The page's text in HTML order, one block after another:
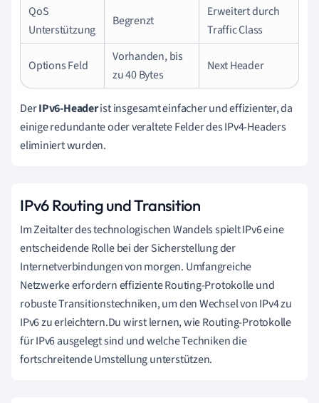
QoS
Unterstützung
Begrenzt
Erweitert durch
Traffic Class
Options Feld
Vorhanden, bis
zu 40 Bytes
Next Header
DerIPv6-Headerist insgesamt einfacher und effizienter, da
einige redundante oder veraltete Felder des IPv4-Headers
eliminiert wurden.
IPv6 Routing und Transition
Im Zeitalter des technologischen Wandels spielt IPv6 eine
entscheidende Rolle bei der Sicherstellung der
Internetverbindungen von morgen. Umfangreiche
Netzwerke erfordern effiziente Routing-Protokolle und
robuste Transitionstechniken, um den Wechsel von IPv4 zu
IPv6 zu erleichtern.Du wirst lernen, wie Routing-Protokolle
für IPv6 ausgelegt sind und welche Techniken die
fortschreitende Umstellung unterstützen.